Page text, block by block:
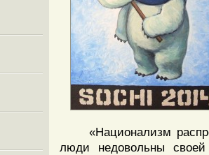
«Национализм
люди недовольны